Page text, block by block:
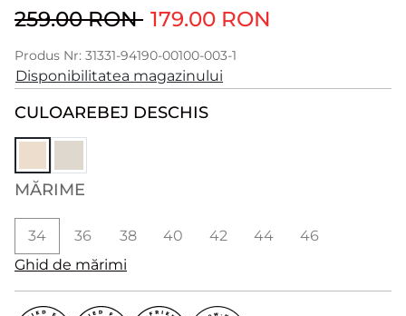
259.00 RON 179.00 RON
Produs Nr: 31331-94190-00100-003-1
Disponibilitatea magazinului
CULOAREBEJ DESCHIS
MĂRIME
34 36 38 40 42 44
46
Ghid de mărimi